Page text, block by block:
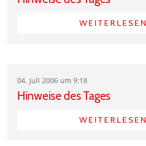
WEITERLESEN
04. Juli 2006 um 9:18
Hinweise des Tages
WEITERLESEN